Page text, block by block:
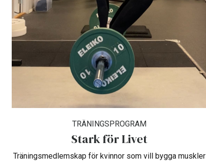
TRÄNINGSPROGRAM
Stark för Livet
Träningsmedlemskap för kvinnor som vill bygga muskler